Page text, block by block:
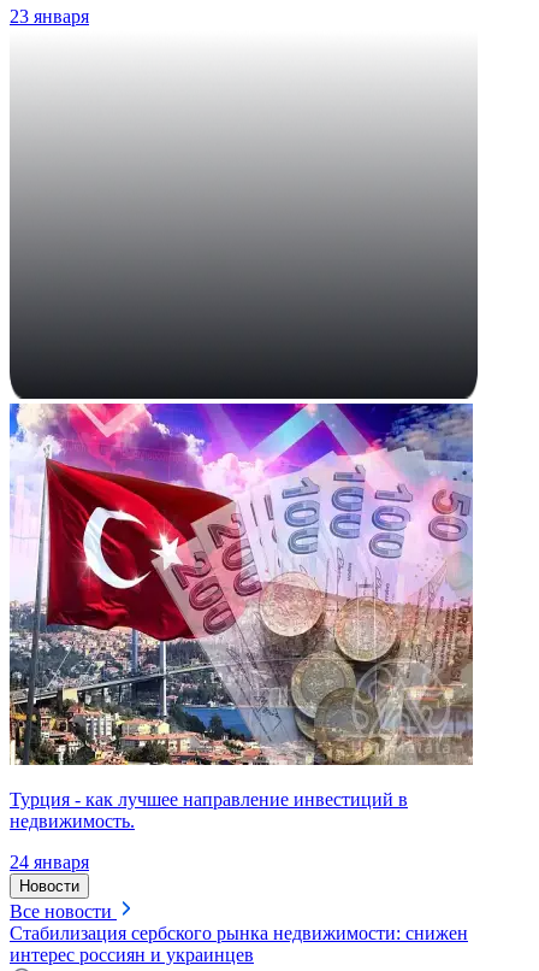
23 января
Турция - как лучшее направление инвестиций в
недвижимость.
24 января
Новости
Все новости
Стабилизация сербского рынка недвижимости: снижен
интерес россиян и украинцев